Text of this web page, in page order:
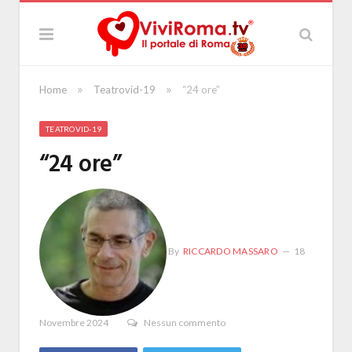
Home » Teatrovid-19 » “24 ore”
TEATROVID-19
“24 ore”
By RICCARDO MASSARO 18
Novembre 2024 Nessun commento